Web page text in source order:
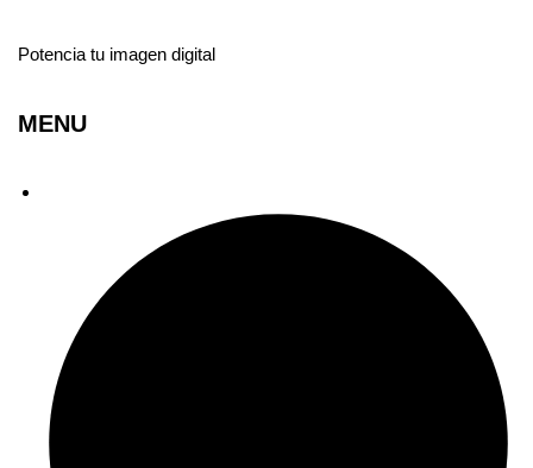
Potencia tu imagen digital
MENU